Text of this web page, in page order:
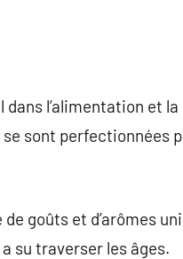
l’alimentation et
sont perfectionnées
goûts et d’arômes
su traverser les âges.